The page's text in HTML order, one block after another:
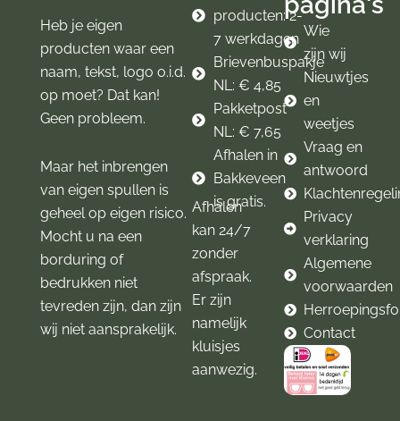
Heb je eigen
producten waar een
naam, tekst, logo o.i.d.
op moet? Dat kan!
Geen probleem.
Maar het inbrengen
van eigen spullen is
geheel op eigen risico.
Mocht u na een
borduring of
bedrukken niet
tevreden zijn, dan zijn
wij niet aansprakelijk.
producten: 2-
7 werkdagen
Brievenbuspakje
NL: € 4,85
Pakketpost
NL: € 7,65
Afhalen in
Bakkeveen
is gratis.
Afhalen
kan 24/7
zonder
afspraak.
Er zijn
namelijk
kluisjes
aanwezig.
Wie
zijn wij
Nieuwtjes
en
weetjes
Vraag en
antwoord
Privacy
verklaring
Algemene
voorwaarden
Contact